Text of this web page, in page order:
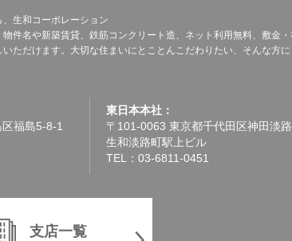
生和コーポレーション
件名や新築賃貸、鉄筋コンクリート造、ネット利用無料、敷金・
ただけます。大切な住まいにとことんこだわりたい、そんな方
福島5-8-1
東日本本社：
〒101-0063 東京都千代田区神田淡
生和淡路町駅上ビル
TEL：03-6811-0451
支店一覧